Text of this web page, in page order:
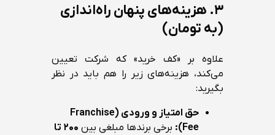
۳. هزینه‌های پنهان راه‌اندازی
(به تومان)
علاوه بر «کف خرید» که شرکت تعیین
می‌کند، هزینه‌های زیر را هم باید در نظر
بگیرید:
حق امتیاز و ورودی (Franchise
Fee):
برخی برندها مبلغی بین
۲۰۰ تا